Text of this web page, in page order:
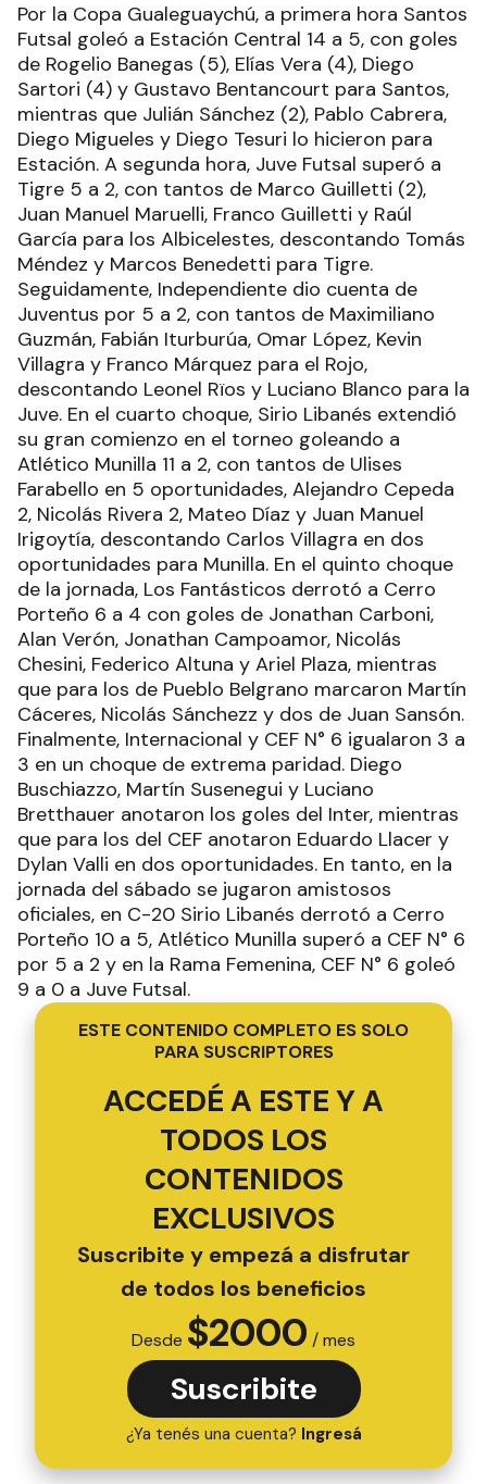
Por la Copa Gualeguaychú, a primera hora Santos
Futsal goleó a Estación Central 14 a 5, con goles
de Rogelio Banegas (5), Elías Vera (4), Diego
Sartori (4) y Gustavo Bentancourt para Santos,
mientras que Julián Sánchez (2), Pablo Cabrera,
Diego Migueles y Diego Tesuri lo hicieron para
Estación. A segunda hora, Juve Futsal superó a
Tigre 5 a 2, con tantos de Marco Guilletti (2),
Juan Manuel Maruelli, Franco Guilletti y Raúl
García para los Albicelestes, descontando Tomás
Méndez y Marcos Benedetti para Tigre.
Seguidamente, Independiente dio cuenta de
Juventus por 5 a 2, con tantos de Maximiliano
Guzmán, Fabián Iturburúa, Omar López, Kevin
Villagra y Franco Márquez para el Rojo,
descontando Leonel Rïos y Luciano Blanco para la
Juve. En el cuarto choque, Sirio Libanés extendió
su gran comienzo en el torneo goleando a
Atlético Munilla 11 a 2, con tantos de Ulises
Farabello en 5 oportunidades, Alejandro Cepeda
2, Nicolás Rivera 2, Mateo Díaz y Juan Manuel
Irigoytía, descontando Carlos Villagra en dos
oportunidades para Munilla. En el quinto choque
de la jornada, Los Fantásticos derrotó a Cerro
Porteño 6 a 4 con goles de Jonathan Carboni,
Alan Verón, Jonathan Campoamor, Nicolás
Chesini, Federico Altuna y Ariel Plaza, mientras
que para los de Pueblo Belgrano marcaron Martín
Cáceres, Nicolás Sánchezz y dos de Juan Sansón.
Finalmente, Internacional y CEF N° 6 igualaron 3 a
3 en un choque de extrema paridad. Diego
Buschiazzo, Martín Susenegui y Luciano
Bretthauer anotaron los goles del Inter, mientras
que para los del CEF anotaron Eduardo Llacer y
Dylan Valli en dos oportunidades. En tanto, en la
jornada del sábado se jugaron amistosos
oficiales, en C-20 Sirio Libanés derrotó a Cerro
Porteño 10 a 5, Atlético Munilla superó a CEF N° 6
por 5 a 2 y en la Rama Femenina, CEF N° 6 goleó
9 a 0 a Juve Futsal.
ESTE CONTENIDO COMPLETO ES SOLO
PARA SUSCRIPTORES
ACCEDÉ A ESTE Y A
TODOS LOS
CONTENIDOS
EXCLUSIVOS
Suscribite y empezá a disfrutar
de todos los beneficios
Desde $2000 / mes
Suscribite
¿Ya tenés una cuenta? Ingresá